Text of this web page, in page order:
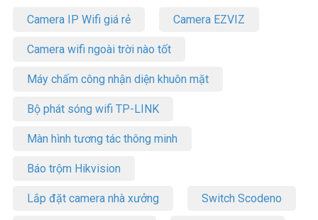
Camera IP Wifi giá rẻ Camera EZVIZ
Camera wifi ngoài trời nào tốt
Máy chấm công nhận diện khuôn mặt
Bộ phát sóng wifi TP-LINK
Màn hình tương tác thông minh
Báo trộm Hikvision
Lắp đặt camera nhà xưởng Switch Scodeno